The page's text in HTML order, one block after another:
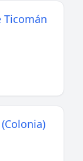
Ticomán